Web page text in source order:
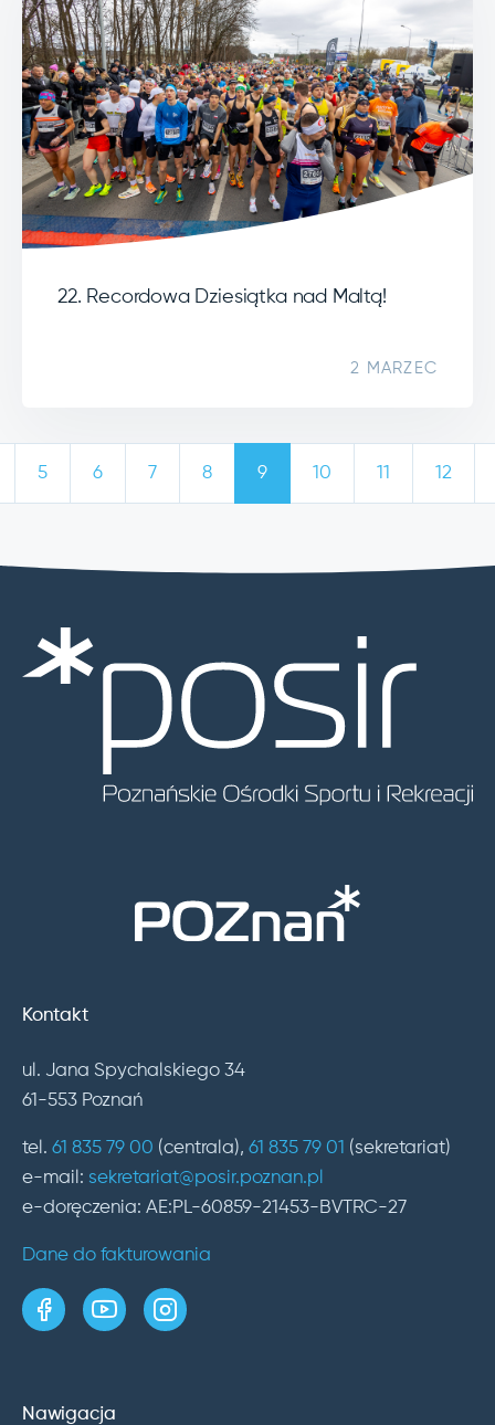
22. Recordowa Dziesiątka nad Maltą!
2 MARZEC
5 6 7 8 9 10 11 12
Kontakt
ul. Jana Spychalskiego 34
61-553 Poznań
tel. 61 835 79 00 (centrala), 61 835 79 01 (sekretariat)
e-mail: sekretariat@posir.poznan.pl
e-doręczenia: AE:PL-60859-21453-BVTRC-27
Dane do fakturowania
strona w serwisie Facebook
kanał w serwisie YouTube
profil w serwisie Instagram
Nawigacja